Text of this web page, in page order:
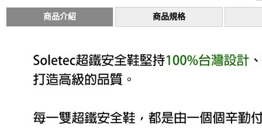
商品介紹 商品規格